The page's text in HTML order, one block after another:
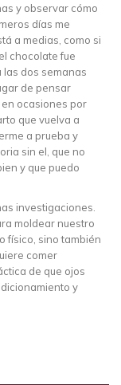
y observar cómo
días me
a medias, como si
chocolate fue
dos semanas
de pensar
en ocasiones por
que vuelva a
a prueba y
sin el, que no
y que puedo
investigaciones.
moldear nuestro
físico, sino también
comer
de que ojos
y